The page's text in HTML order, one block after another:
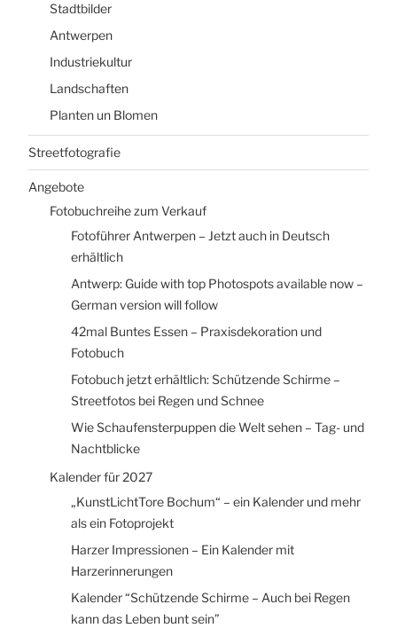
Stadtbilder
Antwerpen
Industriekultur
Landschaften
Planten un Blomen
Streetfotografie
Angebote
Fotobuchreihe zum Verkauf
Fotoführer Antwerpen – Jetzt auch in Deutsch
erhältlich
Antwerp: Guide with top Photospots available now –
German version will follow
42mal Buntes Essen – Praxisdekoration und
Fotobuch
Fotobuch jetzt erhältlich: Schützende Schirme –
Streetfotos bei Regen und Schnee
Wie Schaufensterpuppen die Welt sehen – Tag- und
Nachtblicke
Kalender für 2027
„KunstLichtTore Bochum“ – ein Kalender und mehr
als ein Fotoprojekt
Harzer Impressionen – Ein Kalender mit
Harzerinnerungen
Kalender “Schützende Schirme – Auch bei Regen
kann das Leben bunt sein”